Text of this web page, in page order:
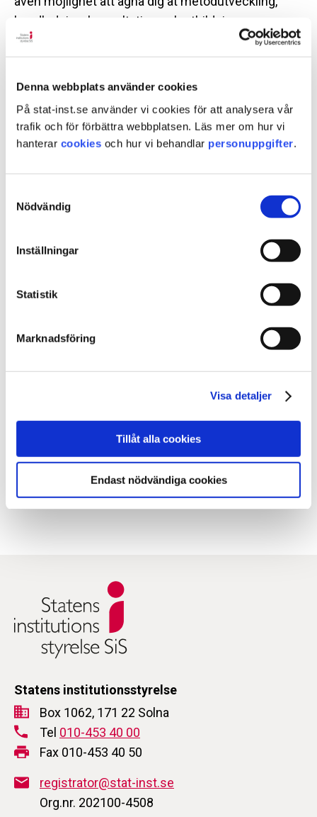
Denna webbplats använder cookies
På stat-inst.se använder vi cookies för att analysera vår
trafik och för förbättra webbplatsen. Läs mer om hur vi
hanterar cookies och hur vi behandlar personuppgifter.
Nödvändig
Inställningar
Statistik
Marknadsföring
Visa detaljer
Tillåt alla cookies
Endast nödvändiga cookies
handledning, konsultation och utbildning.
Vi behöver och värdesätter din kunskap, och hos
områden som intresserar just dig.
Relaterade länkar
Så kan du växa i jobbet som psykolog på SiS
Lediga jobb – Psykolog
Här finns SiS
Dela sidan med andra
Statens institutionsstyrelse
Box 1062, 171 22 Solna
Tel 010-453 40 00
Fax 010-453 40 50
registrator@stat-inst.se
Org.nr. 202100-4508